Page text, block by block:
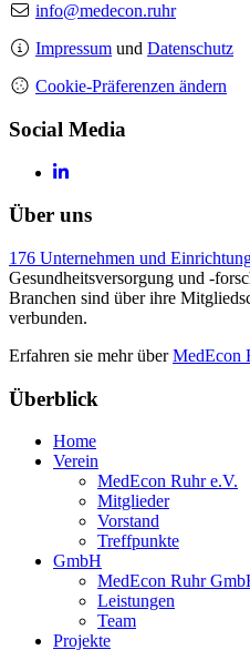
info@medecon.ruhr
Impressum und Datenschutz
Cookie-Präferenzen ändern
Social Media
Über uns
176 Unternehmen und
Gesundheitsversorgung und -
Branchen sind über ihre
verbunden.
Erfahren sie mehr überMedEcon
Überblick
Home
Verein
MedEcon Ruhr e.V.
Mitglieder
Vorstand
Treffpunkte
GmbH
MedEcon Ruhr
Leistungen
Team
Projekte